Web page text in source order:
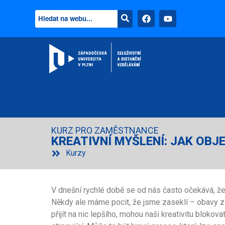
KURZ PRO ZAMĚSTNANCE
KREATIVNÍ MYŠLENÍ: JAK
Kurzy
V dnešní rychlé době se od nás často očekává,
Někdy ale máme pocit, že jsme zaseklí – obavy
přijít na nic lepšího, mohou naši kreativitu